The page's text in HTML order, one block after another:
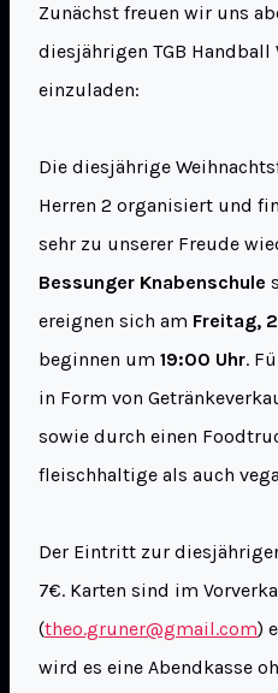
Zunächst freuen wir uns
diesjährigen TGB Handball
einzuladen:
Die diesjährige
Herren 2 organisiert und
sehr zu unserer Freude
Bessunger Knabenschule
ereignen sich am Freitag,
beginnen um 19:00 Uhr.
in Form von
sowie durch einen
fleischhaltige als auch
Der Eintritt zur
7€. Karten sind im
(theo.gruner@gmail.com)
wird es eine Abendkasse